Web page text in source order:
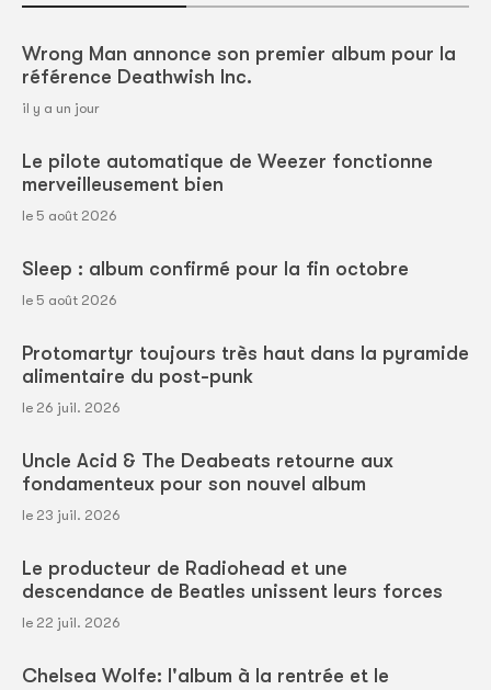
Wrong Man annonce son premier album pour la
référence Deathwish Inc.
il y a un jour
Le pilote automatique de Weezer fonctionne
merveilleusement bien
le 5 août 2026
Sleep : album confirmé pour la fin octobre
le 5 août 2026
Protomartyr toujours très haut dans la pyramide
alimentaire du post-punk
le 26 juil. 2026
Uncle Acid & The Deabeats retourne aux
fondamenteux pour son nouvel album
le 23 juil. 2026
Le producteur de Radiohead et une
descendance de Beatles unissent leurs forces
le 22 juil. 2026
Chelsea Wolfe: l'album à la rentrée et le